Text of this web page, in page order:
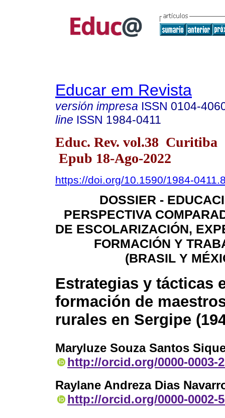
Educar em Revista
versión impresa ISSN 0104-
line ISSN 1984-0411
Educ. Rev. vol.38 Curitiba
Epub 18-Ago-2022
https://doi.org/10.1590/1984-
DOSSIER -
PERSPECTIVA
DE ESCOLARIZACIÓN,
FORMACIÓN Y
(BRASIL Y
Estrategias y tácticas
formación de
rurales en Sergipe
Maryluze Souza Santos
http://orcid.org/0000-0003-
Raylane Andreza Dias
http://orcid.org/0000-0002-